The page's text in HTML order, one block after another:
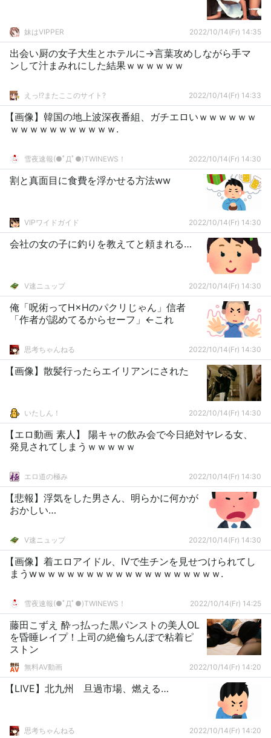
妹はVIPPER 2022/10/14(Fr) 14:35
出会い厨の女子大生とホテルに→言葉攻めしながら手マ
ンして汁まみれにした結果ｗｗｗｗｗｗ
えっ!?またここのサイト? 2022/10/14(Fr) 14:33
【画像】韓国の地上波深夜番組、ガチエロいｗｗｗｗｗｗ
ｗｗｗｗｗｗｗｗｗｗｗ.
雪夜速報(●ﾟДﾟ●)TWINEWS！ 2022/10/14(Fr) 14:30
割と真面目に食費を浮かせる方法ww
VIPワイドガイド 2022/10/14(Fr) 14:30
会社の女の子に釣りを教えてと頼まれる…
V速ニュップ 2022/10/14(Fr) 14:30
俺「呪術ってH×Hのパクリじゃん」信者
「作者が認めてるからセーフ」←これ
思考ちゃんねる 2022/10/14(Fr) 14:30
【画像】散髪行ったらエイリアンにされた
いたしん！ 2022/10/14(Fr) 14:30
【エロ動画 素人】 陽キャの飲み会で今日絶対ヤレる女、
発見されてしまうｗｗｗｗｗ
エロ道の極み 2022/10/14(Fr) 14:30
【悲報】浮気をした男さん、明らかに何かが
おかしい…
V速ニュップ 2022/10/14(Fr) 14:30
【画像】着エロアイドル、IVで生チンを見せつけられてし
まうwｗｗｗｗｗｗｗｗｗｗｗｗｗｗｗｗｗｗｗ.
雪夜速報(●ﾟДﾟ●)TWINEWS！ 2022/10/14(Fr) 14:25
藤田こずえ 酔っ払った黒パンストの美人OL
を昏睡レイプ！上司の絶倫ちんぽで粘着ピ
ストン
無料AV動画 2022/10/14(Fr) 14:20
【LIVE】北九州 旦過市場、燃える…
思考ちゃんねる 2022/10/14(Fr) 14:20